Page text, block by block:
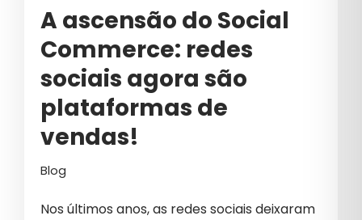
EBOOK
EDUCAÇÃO
EMPREENDEDOR
A ascensão do Social
Commerce: redes
sociais agora são
plataformas de
vendas!
Blog
Nos últimos anos, as redes sociais deixaram